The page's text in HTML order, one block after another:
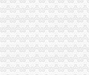
重庆新闻_重庆资讯_新浪重
【图】九龙坡巴国城二郎片